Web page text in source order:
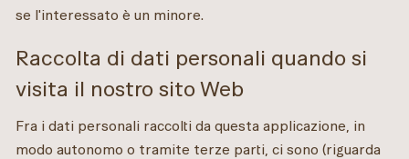
se l'interessato è un minore.
Raccolta di dati personali quando si
visita il nostro sito Web
Fra i dati personali raccolti da questa applicazione, in
modo autonomo o tramite terze parti, ci sono (riguarda